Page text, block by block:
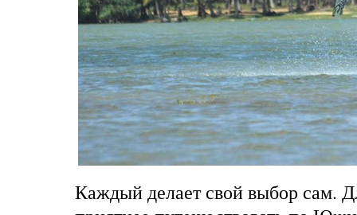
Каждый делает свой выбор сам.